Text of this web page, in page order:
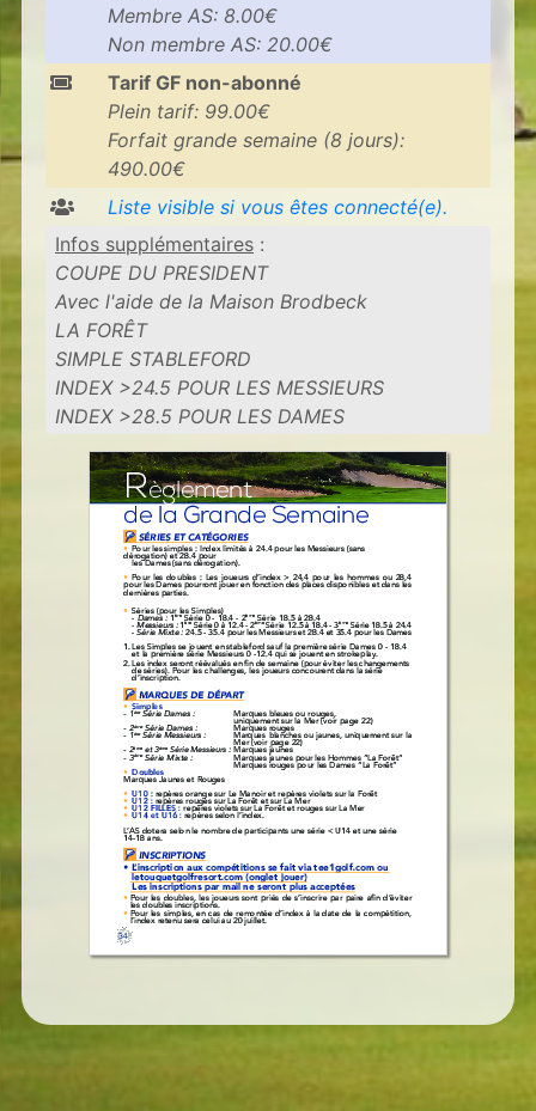
Membre AS: 8.00€
Non membre AS: 20.00€
Tarif GF non-abonné
Plein tarif: 99.00€
Forfait grande semaine (8 jours):
490.00€
Liste visible si vous êtes connecté(e).
Infos supplémentaires :
COUPE DU PRESIDENT
Avec l'aide de la Maison Brodbeck
LA FORÊT
SIMPLE STABLEFORD
INDEX >24.5 POUR LES MESSIEURS
INDEX >28.5 POUR LES DAMES